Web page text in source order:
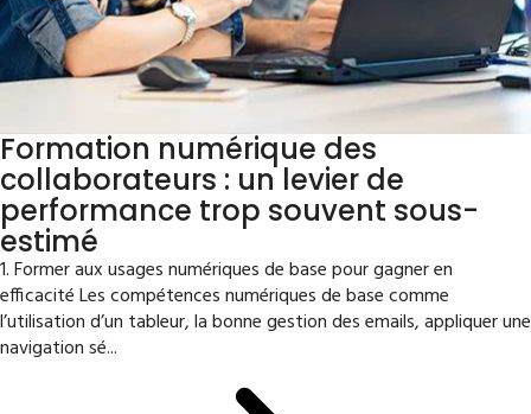
Formation numérique des
collaborateurs : un levier de
performance trop souvent sous-
estimé
1. Former aux usages numériques de base pour gagner en
efficacité Les compétences numériques de base comme
l’utilisation d’un tableur, la bonne gestion des emails, appliquer une
navigation sé...